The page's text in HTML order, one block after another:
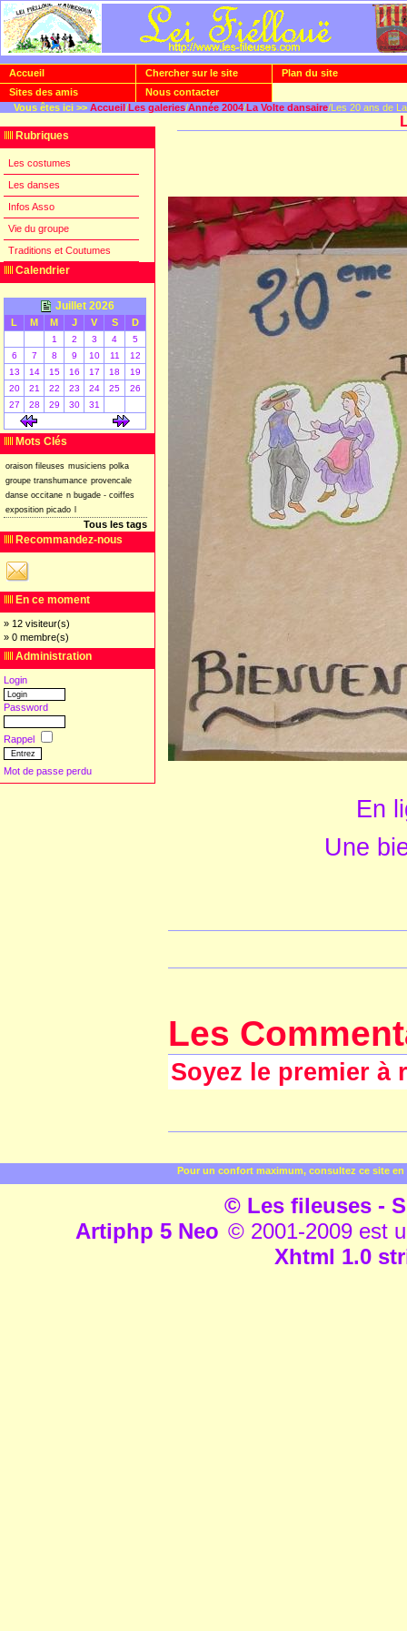
Accueil Chercher sur le site
Plan du site
Sites des amis
Nous contacter
Vous êtes ici >> Accueil/Les galeries/Année 2004/La Volte dansaire/Les 20 ans de
Rubriques
Les costumes
Les danses
Infos Asso
Vie du groupe
Traditions et Coutumes
Calendrier
Juillet 2026
L M M J V S D
1 2 3 4
5
6
7 8 9 10 11
12
13
14 15 16 17 18
19
20
21 22 23 24 25
26
27
28 29 30 31
Mots Clés
oraison fileuses musiciens polka
groupe transhumance provencale
danse occitane n bugade - coiffes
exposition picado
Tous les tags
Recommandez-nous
En ce moment
» 12 visiteur(s)
» 0 membre(s)
Administration
Login
Password
Rappel
Mot de passe perdu
En
Une
Les
Soyez le premier à
Pour un confort maximum, consultez ce site
© Les fileuses -
Artiphp 5 Neo © 2001-2009 est
Xhtml 1.0